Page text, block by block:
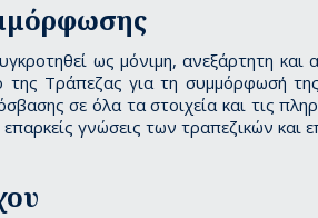
ως μόνιμη, ανεξάρτητη
της Τράπεζας για τη συμμόρφωσή
σε όλα τα στοιχεία και τις
γνώσεις των τραπεζικών και